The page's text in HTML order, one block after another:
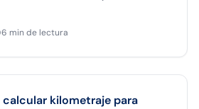
6 min de lectura
kilometraje para